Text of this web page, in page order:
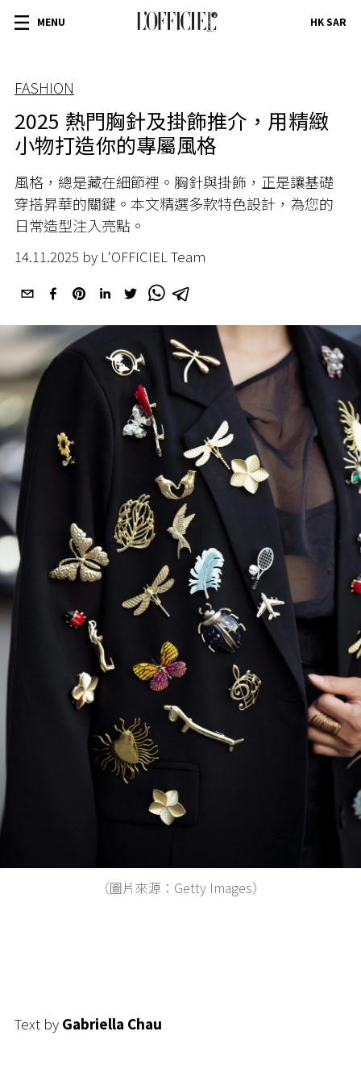
MENU HK SAR
FASHION
2025 熱門胸針及掛飾推介，用精緻
小物打造你的專屬風格
風格，總是藏在細節裡。胸針與掛飾，正是讓基礎
穿搭昇華的關鍵。本文精選多款特色設計，為您的
日常造型注入亮點。
14.11.2025 by L'OFFICIEL Team
（圖片來源：Getty Images）
Text by Gabriella Chau